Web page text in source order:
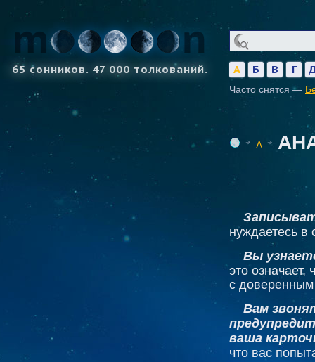
65 сонников. 47 000 толкований. А Б В Г
Часто снятся —
А
нуждаетесь в
Вы
это означает,
с
Вам
ваша
что вас